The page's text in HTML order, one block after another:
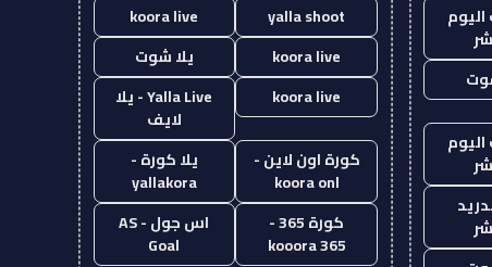
اليوم
اليوم
yalla shoot
koora live
koora live
يلا شوت
koora live
Yalla Live - يلا
لايف
كورة اون لاين -
koora onl
يلا كورة -
yallakora
كورة 365 -
kooora 365
اس جول - AS
Goal